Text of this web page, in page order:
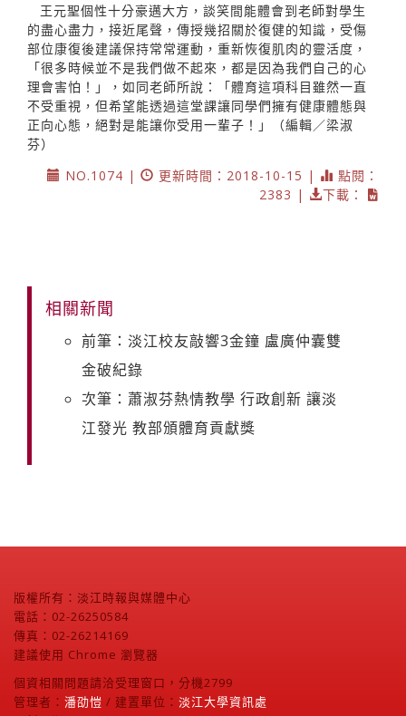
王元聖個性十分豪邁大方，談笑間能體會到老師對學生
的盡心盡力，接近尾聲，傳授幾招關於復健的知識，受傷
部位康復後建議保持常常運動，重新恢復肌肉的靈活度，
「很多時候並不是我們做不起來，都是因為我們自己的心
理會害怕！」，如同老師所說：「體育這項科目雖然一直
不受重視，但希望能透過這堂課讓同學們擁有健康體態與
正向心態，絕對是能讓你受用一輩子！」（編輯／梁淑
芬）
NO.1074 |
更新時間：2018-10-15 |
點閱：
2383 |
下載：
相關新聞
前筆：淡江校友敲響3金鐘 盧廣仲囊雙
金破紀錄
次筆：蕭淑芬熱情教學 行政創新 讓淡
江發光 教部頒體育貢獻獎
版權所有：淡江時報與媒體中心
電話：02-26250584
傳真：02-26214169
建議使用 Chrome 瀏覽器
個資相關問題請洽受理窗口，分機2799
管理者： 潘劭愷 / 建置單位： 淡江大學資訊處